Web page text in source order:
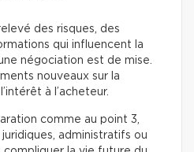
des risques, des
qui influencent la
négociation est de mise.
nouveaux sur la
à l’acheteur.
comme au point 3,
administratifs ou